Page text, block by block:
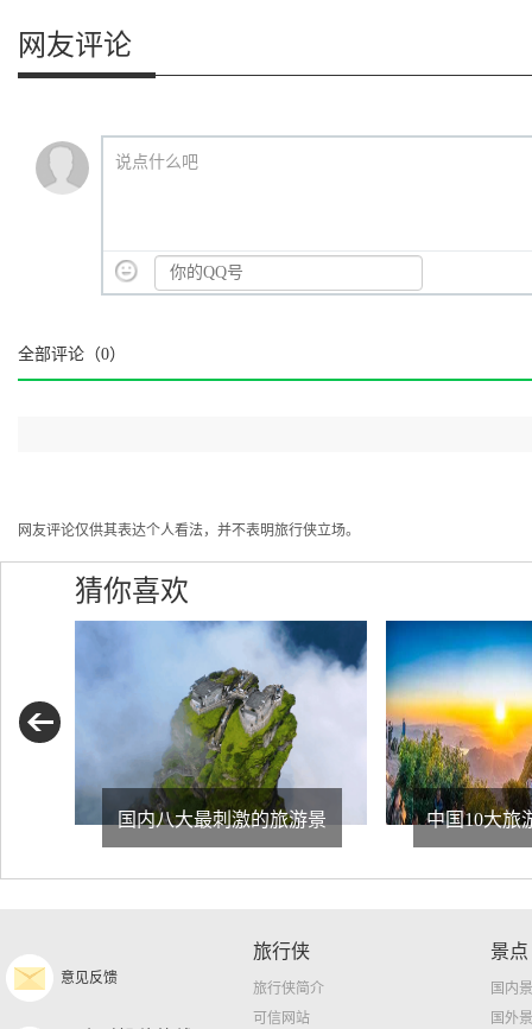
网友评论
说点什么吧
全部评论（0）
网友评论仅供其表达个人看法，并不表明旅行侠立场。
猜你喜欢
国内八大最刺激的旅游景 中国10大旅
意见反馈
旅行侠
旅行侠简介
可信网站
景点
国内
国外